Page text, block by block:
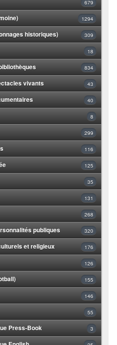
679
1294
historiques) 309
18
834
vivants 43
40
8
299
116
125
35
131
268
publiques 320
et religieux 176
126
155
146
55
Press-Book 3